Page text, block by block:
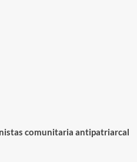
comunitaria antipatriarcal